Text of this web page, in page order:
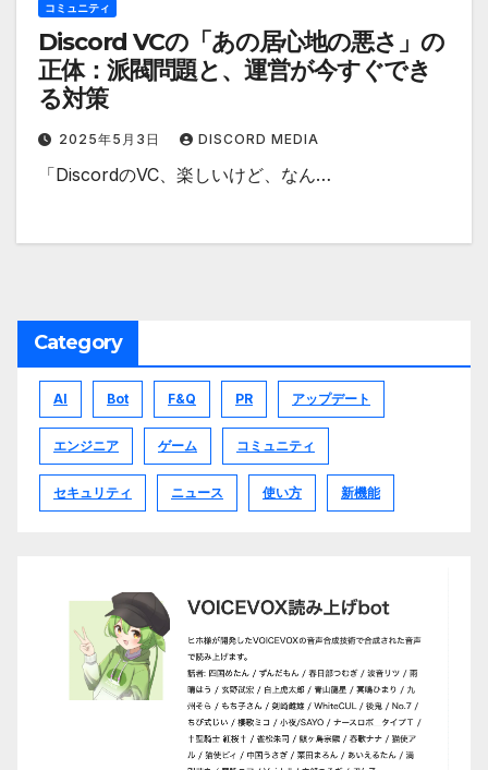
コミュニティ
Discord VCの「あの居心地の悪さ」の
正体：派閥問題と、運営が今すぐでき
る対策
2025年5月3日 DISCORD MEDIA
「DiscordのVC、楽しいけど、なん…
Category
AI Bot F&Q PR アップデート
エンジニア ゲーム コミュニティ
セキュリティ ニュース 使い方 新機能